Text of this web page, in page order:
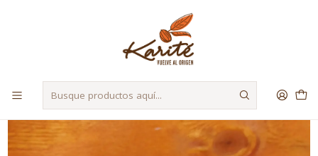
Despacho a Regiones a través de Starken y Bluexpress
Materias Primas Aceites Esenciales